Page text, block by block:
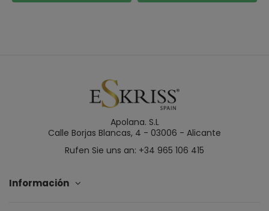
Apolana. S.L
Calle Borjas Blancas, 4 - 03006 - Alicante
Rufen Sie uns an: +34 965 106 415
Información